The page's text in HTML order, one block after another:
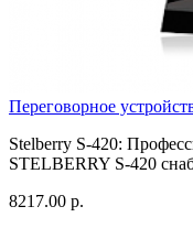
Переговорное
Stelberry S-420:
STELBERRY S-420
8217.00 р.